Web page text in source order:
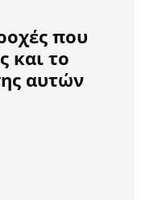
που
και το
αυτών